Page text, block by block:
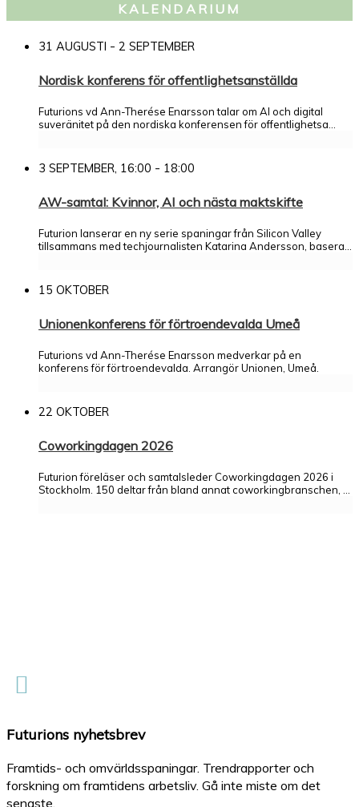
KALENDARIUM
31 AUGUSTI - 2 SEPTEMBER
Nordisk konferens för offentlighetsanställda
Futurions vd Ann-Therése Enarsson talar om AI och digital
suveränitet på den nordiska konferensen för offentlighetsa...
3 SEPTEMBER, 16:00 - 18:00
AW-samtal: Kvinnor, AI och nästa maktskifte
Futurion lanserar en ny serie spaningar från Silicon Valley
tillsammans med techjournalisten Katarina Andersson, basera...
15 OKTOBER
Unionenkonferens för förtroendevalda Umeå
Futurions vd Ann-Therése Enarsson medverkar på en
konferens för förtroendevalda. Arrangör Unionen, Umeå.
22 OKTOBER
Coworkingdagen 2026
Futurion föreläser och samtalsleder Coworkingdagen 2026 i
Stockholm. 150 deltar från bland annat coworkingbranschen, ...
Futurions nyhetsbrev
Framtids- och omvärldsspaningar. Trendrapporter och
forskning om framtidens arbetsliv. Gå inte miste om det
senaste.